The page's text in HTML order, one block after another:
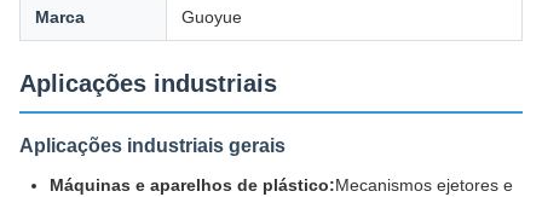
Marca Guoyue
Aplicações industriais
Aplicações industriais gerais
Máquinas e aparelhos de plástico:Mecanismos ejetores e